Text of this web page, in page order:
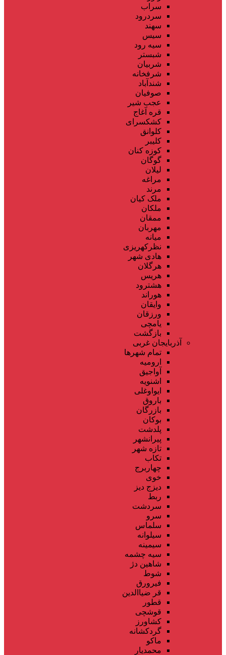
سراب
سردرود
سهند
سیس
سیه رود
شبستر
شربیان
شرفخانه
شندآباد
صوفیان
عجب شیر
قره آغاج
کشکسرای
کلوانق
کلیبر
کوزه کنان
گوگان
لیلان
مراغه
مرند
ملک کیان
ملکان
ممقان
مهربان
میانه
نظرکهریزی
هادی شهر
هرگلان
هریس
هشترود
هوراند
وایقان
ورزقان
یامچی
بازگشت
آذربایجان غربی
تمام شهر‌ها
ارومیه
آواجیق
اشنویه
ایواوغلی
باروق
بازرگان
بوکان
پلدشت
پیرانشهر
تازه شهر
تکاب
چهاربرج
خوی
دیزج دیز
ربط
سردشت
سرو
سلماس
سیلوانه
سیمینه
سیه چشمه
شاهین دژ
شوط
فیرورق
قر ضیاالدین
قطور
قوشچی
کشاورز
گردکشانه
ماکو
محمدیار